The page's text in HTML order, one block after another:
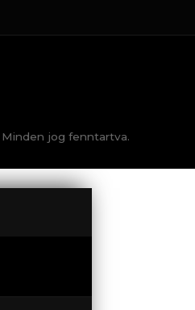
jog fenntartva.